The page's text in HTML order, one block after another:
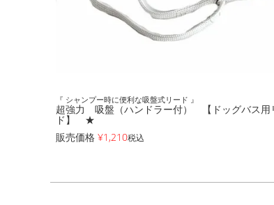
『 シャンプー時に便利な吸盤式リード 』
超強力 吸盤（ハンドラー付） 【ドッグバス用
ド】 ★
販売価格 ¥1,210税込